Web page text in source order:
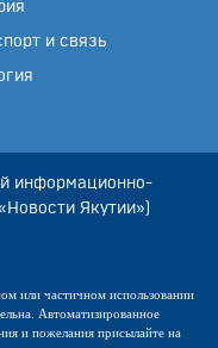
и связь
информационно-
Якутии»)
или частичном использовании
Автоматизированное
и пожелания присылайте на